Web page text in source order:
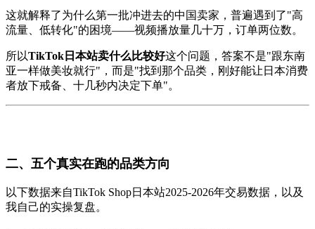
这就解释了为什么第一批冲进去的中国卖家，普遍遇到了"高
流量、低转化"的困境——视频播放量几十万，订单两位数。
所以TikTok日本站卖什么比较好这个问题，答案不是"跟东南
亚一样做美妆就行"，而是"找到那个品类，刚好能让日本消费
者放下戒备、十几秒内决定下单"。
二、五个真实在跑的品类方向
以下数据来自TikTok Shop日本站2025-2026年交易数据，以及
我自己的实操复盘。